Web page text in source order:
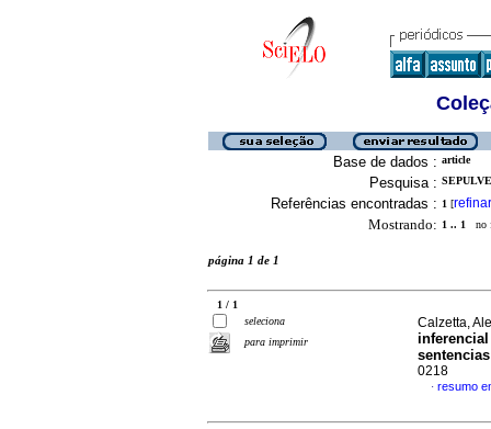
Base de dados : article
Pesquisa :
Referências encontradas : 1 [refinar
Mostrando: 1 .. 1 no
página 1 de 1
1 / 1
seleciona
para imprimir
Calzetta,
0218
· resumo